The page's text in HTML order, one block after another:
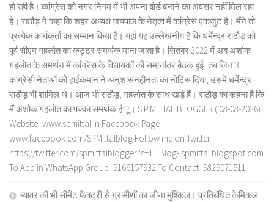
हो रही है। कांग्रेस को नगर निगम में भी अपना बोर्ड बनाने का अवसर नहीं मिल रहा
है। राठौड़ ने कहा कि शहर अध्यक्ष जयपाल के नेतृत्व में कांग्रेस एकजुट है। मैंने तो
प्रत्येक कार्यकर्ता का सम्मान किया है। यहां यह उल्लेखनीय है कि धर्मेन्द्र राठौड़ को
पूर्व सीएम गहलोत का कट्टर समर्थक माना जाता है। सितंबर 2022 में अब अशोक
गहलोत के समर्थन में कांग्रेस के विधायकों की समानांतर बैठक हुई, तब जिन 3
कांग्रेसी नेताओं को हाईकमान ने अनुशासनहीनता का नोटिस दिया, उसमें धर्मेन्द्र
राठौड़ भी शामिल थे। आज भी राठौड़, गहलोत के साथ खड़े हैं। राठौड़ का कहना है कि
मैं अशोक गहलोत का पक्का समर्थक हंू। S.P.MITTAL BLOGGER ( 08-08-2026)
Website- www.spmittal.in Facebook Page-
www.facebook.com/SPMittalblog Follow me on Twitter-
https://twitter.com/spmittalblogger?s=11 Blog- spmittal.blogspot.com
To Add in WhatsApp Group- 9166157932 To Contact- 9829071511
ब्यावर की भी सीमेंट फैक्ट्री से ग्रामीणों का जीना मुश्किल। प्रतिबंधित केमिकल